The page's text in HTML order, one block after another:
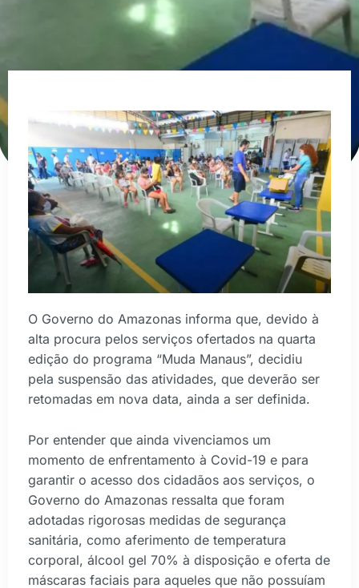
O Governo do Amazonas informa que, devido à
alta procura pelos serviços ofertados na quarta
edição do programa “Muda Manaus”, decidiu
pela suspensão das atividades, que deverão ser
retomadas em nova data, ainda a ser definida.
Por entender que ainda vivenciamos um
momento de enfrentamento à Covid-19 e para
garantir o acesso dos cidadãos aos serviços, o
Governo do Amazonas ressalta que foram
adotadas rigorosas medidas de segurança
sanitária, como aferimento de temperatura
corporal, álcool gel 70% à disposição e oferta de
máscaras faciais para aqueles que não possuíam